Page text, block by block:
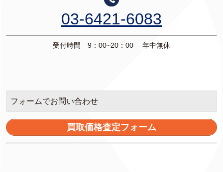
03-6421-6083
受付時間 9：00~20：00 年中無休
フォームでお問い合わせ
買取価格査定フォーム